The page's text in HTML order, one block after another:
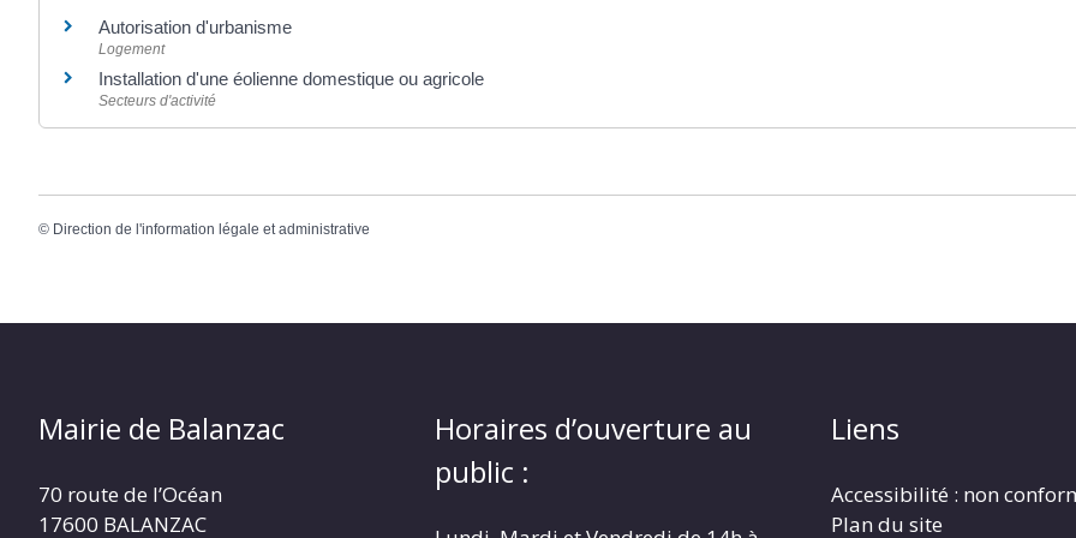
Autorisation d'urbanisme
Logement
Installation d'une éolienne domestique ou agricole
Secteurs d'activité
© Direction de l'information légale et administrative
Mairie de Balanzac
70 route de l’Océan
17600 BALANZAC
Horaires d’ouverture au
public :
Liens
Accessibilité : non
Plan du site